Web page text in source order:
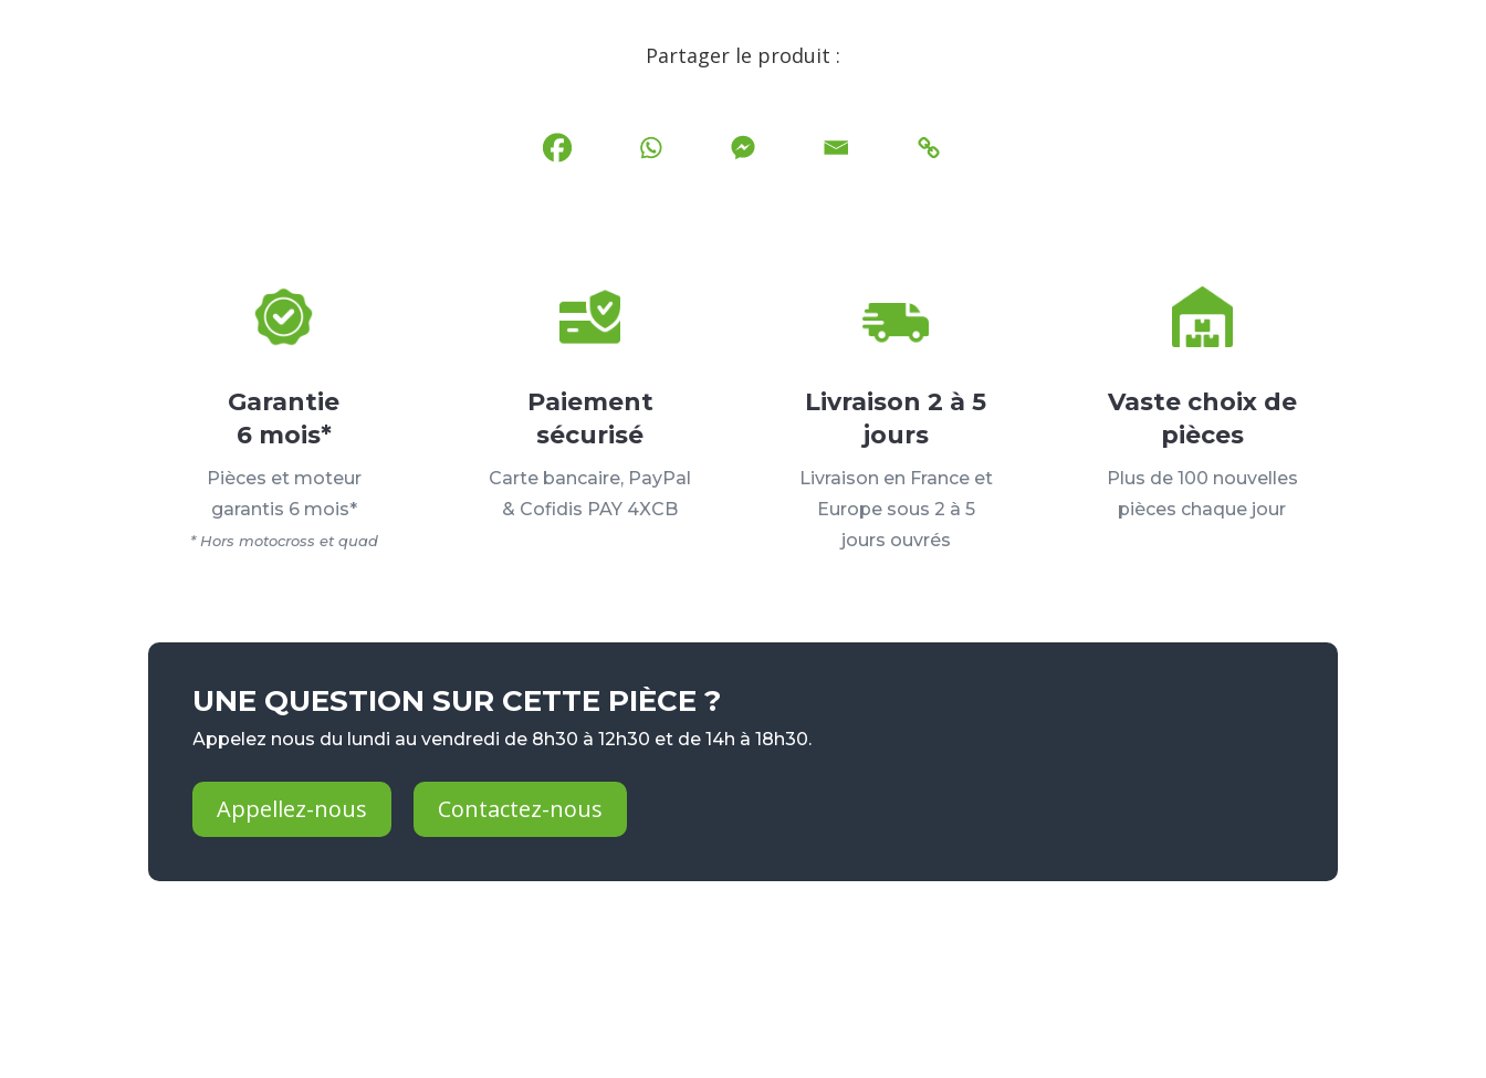
Partager le produit :
Garantie
6 mois*
Pièces et moteur
garantis 6 mois*
* Hors motocross et quad
Paiement
sécurisé
Carte bancaire, PayPal
& Cofidis PAY 4XCB
Livraison 2 à 5
jours
Livraison en France et
Europe sous 2 à 5
jours ouvrés
Vaste choix de
pièces
Plus de 100 nouvelles
pièces chaque jour
UNE QUESTION SUR CETTE PIÈCE ?
Appelez nous du lundi au vendredi de 8h30 à 12h30 et de 14h à 18h30.
Appellez-nous Contactez-nous